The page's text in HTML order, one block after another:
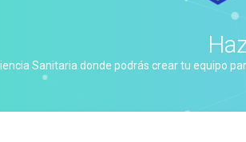
Sanitaria donde podrás crear tu equipo